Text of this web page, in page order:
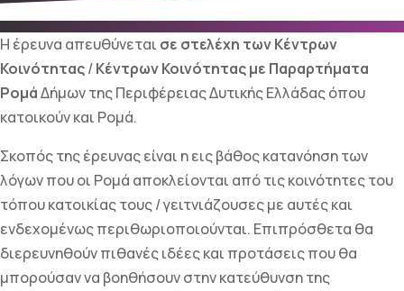
Η έρευνα απευθύνεται σε στελέχη των Κέντρων
Κοινότητας/Κέντρων Κοινότητας με Παραρτήματα
ΡομάΔήμων της Περιφέρειας Δυτικής Ελλάδας όπου
κατοικούν και Ρομά.
Σκοπός της έρευνας είναι η εις βάθος κατανόηση των
λόγων που οι Ρομά αποκλείονται από τις κοινότητες του
τόπου κατοικίας τους / γειτνιάζουσες με αυτές και
ενδεχομένως περιθωριοποιούνται. Επιπρόσθετα θα
διερευνηθούν πιθανές ιδέες και προτάσεις που θα
μπορούσαν να βοηθήσουν στην κατεύθυνση της